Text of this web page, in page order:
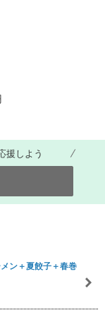
援しよう
ン＋夏餃子＋春巻